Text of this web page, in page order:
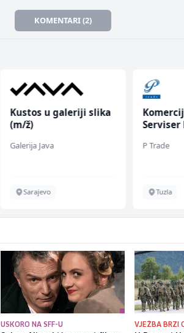
KOMENTARI (2)
Kustos u galeriji slika
(m/ž)
Galerija Java
Sarajevo
Serviser
P Trade
Tuzla
USKORO NA SFF-U VJEŽBA BRZI